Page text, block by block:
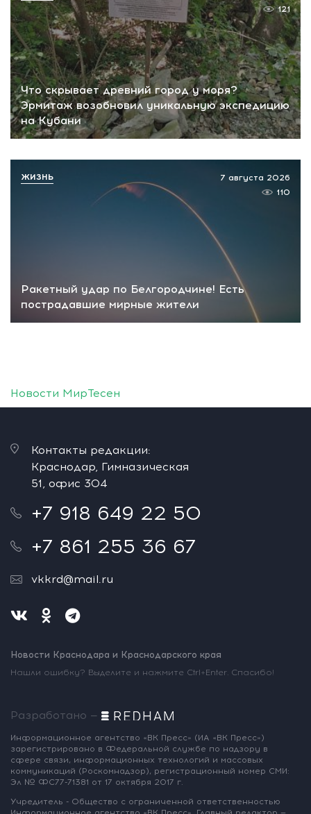
Что скрывает древний город у моря?
Эрмитаж возобновил уникальную экспедицию
на Кубани
121
Ракетный удар по Белгородчине! Есть
пострадавшие мирные жители
7 августа 2026
110
ЖИЗНЬ
Новости МирТесен
Контакты редакции:
Краснодар, Гимназическая
51, офис 304
+7 918 649 22 50
+7 861 255 36 67
vkkrd@mail.ru
Новости Краснодара и Краснодарского края
Нашли ошибку? Выделите и нажмите Ctrl+Enter. Спасибо!
Разработано —
Информационное агентство «ВК Пресс» (ИА «ВК Пресс»)
зарегистрировано в Федеральной службе по надзору в
сфере связи, информационных технологий и массовых
коммуникаций (Роскомнадзор), регистрационный номер СМИ:
Эл № ФС77-71381 от 17 октября 2017 г.
Учредитель - Общество с ограниченной ответственностью